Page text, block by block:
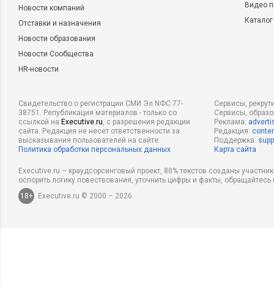
Новости компаний
Отставки и назначения
Новости образования
Новости Сообщества
HR-новости
Видео
Свидетельство о регистрации СМИ Эл NФС 77-
38751. Републикация материалов - только со
ссылкой на Executive.ru, с разрешения редакции
сайта. Редакция не несет ответственности за
высказывания пользователей на сайте.
Политика обработки персональных данных
Сервисы,
Сервисы,
Реклама:
Редакция:
Поддержка:
Карта сайта
Executive.ru – краудсорсинговый проект, 80% текстов созданы
оспорить логику повествования, уточнить цифры и факты,
18+
Executive.ru © 2000 – 2026.